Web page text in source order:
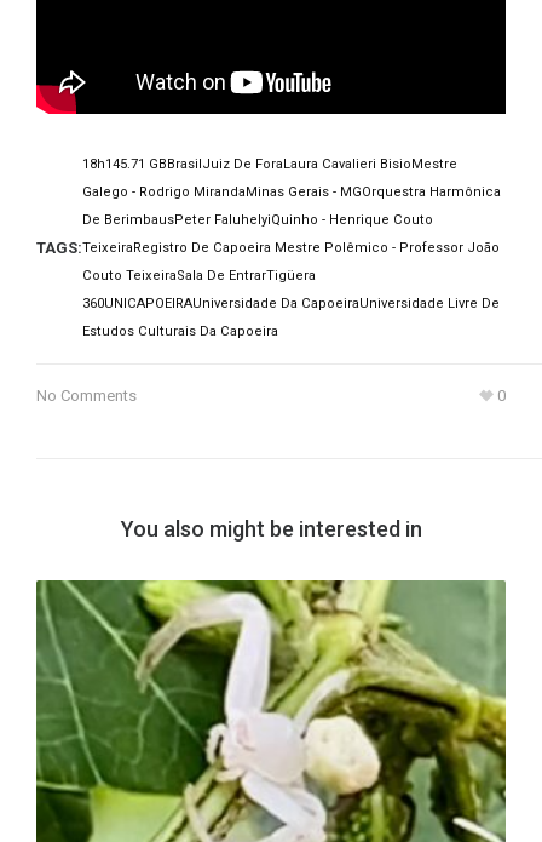
TAGS:
18h145.71 GB Brasil Juiz De Fora Laura Cavalieri Bisio Mestre
Galego - Rodrigo Miranda Minas Gerais - MGOrquestra Harmônica
De BerimbausPeter FaluhelyiQuinho - Henrique Couto
Teixeira Registro De Capoeira Mestre Polêmico - Professor João
Couto TeixeiraSala De EntrarTigüera
360UNICAPOEIRAUniversidade Da CapoeiraUniversidade Livre De
Estudos Culturais Da Capoeira
No Comments 0
You also might be interested in